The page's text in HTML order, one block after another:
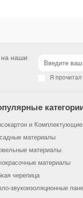
на наши
Я прочитал
и Комплектующие
материалы
материалы
материалы
черепица
звукоизоляционные